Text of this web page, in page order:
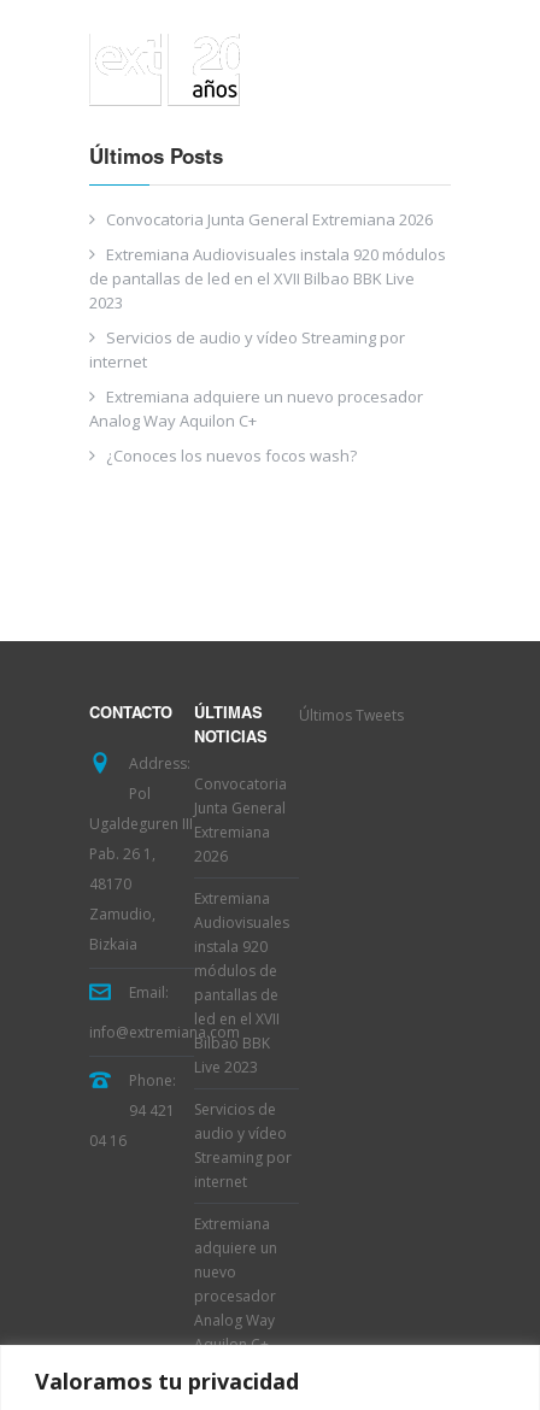
Valoramos tu privacidad
Últimos Posts
Convocatoria Junta General Extremiana 2026
Extremiana Audiovisuales instala 920 módulos
de pantallas de led en el XVII Bilbao BBK Live
2023
Servicios de audio y vídeo Streaming por
internet
Extremiana adquiere un nuevo procesador
Analog Way Aquilon C+
¿Conoces los nuevos focos wash?
CONTACTO
Address:
Pol
Ugaldeguren III
Pab. 26 1,
48170
Zamudio,
Bizkaia
Email:
info@extremiana.com
Phone:
94 421
04 16
ÚLTIMAS
NOTICIAS
Convocatoria
Junta General
Extremiana
2026
Extremiana
Audiovisuales
instala 920
módulos de
pantallas de
led en el XVII
Bilbao BBK
Live 2023
Servicios de
audio y vídeo
Streaming por
internet
Extremiana
adquiere un
nuevo
procesador
Analog Way
Aquilon C+
Últimos Tweets